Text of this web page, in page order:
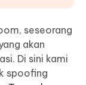
seseorang
akan
Di sini kami
spoofing